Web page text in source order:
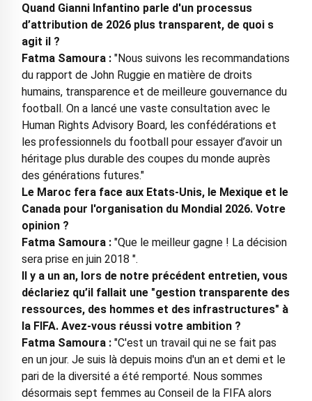
Quand Gianni Infantino parle d'un processus
d’attribution de 2026 plus transparent, de quoi s
agit il ?
Fatma Samoura :"Nous suivons les recommandations
du rapport de John Ruggie en matière de droits
humains, transparence et de meilleure gouvernance du
football. On a lancé une vaste consultation avec le
Human Rights Advisory Board, les confédérations et
les professionnels du football pour essayer d’avoir un
héritage plus durable des coupes du monde auprès
des générations futures."
Le Maroc fera face aux Etats-Unis, le Mexique et le
Canada pour l'organisation du Mondial 2026. Votre
opinion ?
Fatma Samoura :"Que le meilleur gagne ! La décision
sera prise en juin 2018 ".
Il y a un an, lors de notre précédent entretien, vous
déclariez qu’il fallait une "gestion transparente des
ressources, des hommes et des infrastructures" à
la FIFA. Avez-vous réussi votre ambition ?
Fatma Samoura :"C'est un travail qui ne se fait pas
en un jour. Je suis là depuis moins d'un an et demi et le
pari de la diversité a été remporté. Nous sommes
désormais sept femmes au Conseil de la FIFA alors